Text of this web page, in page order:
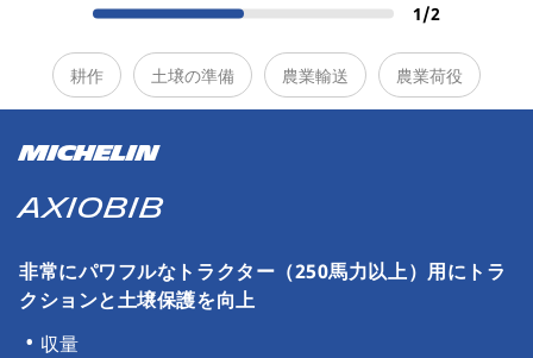
1/2
耕作 土壌の準備 農業輸送 農業荷役
MICHELIN
AXIOBIB
非常にパワフルなトラクター（250馬力以上）用にトラ
クションと土壌保護を向上
収量